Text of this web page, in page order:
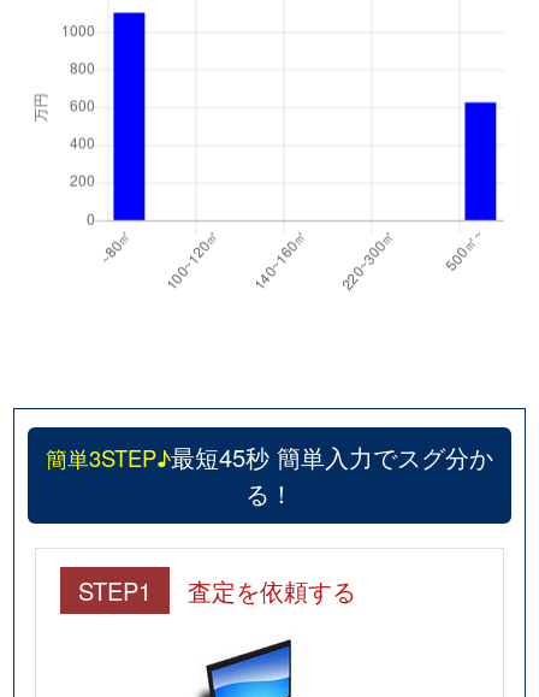
簡単3STEP♪最短45秒 簡単入力でスグ分か
る！
STEP1 査定を依頼する